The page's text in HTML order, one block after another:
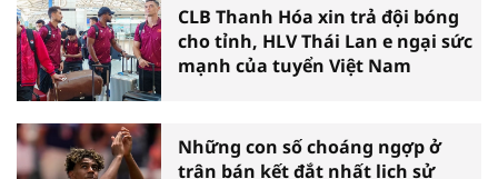
CLB Thanh Hóa xin trả đội bóng
cho tỉnh, HLV Thái Lan e ngại sức
mạnh của tuyển Việt Nam
Những con số choáng ngợp ở
trận bán kết đắt nhất lịch sử